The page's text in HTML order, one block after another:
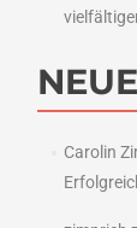
Carolin